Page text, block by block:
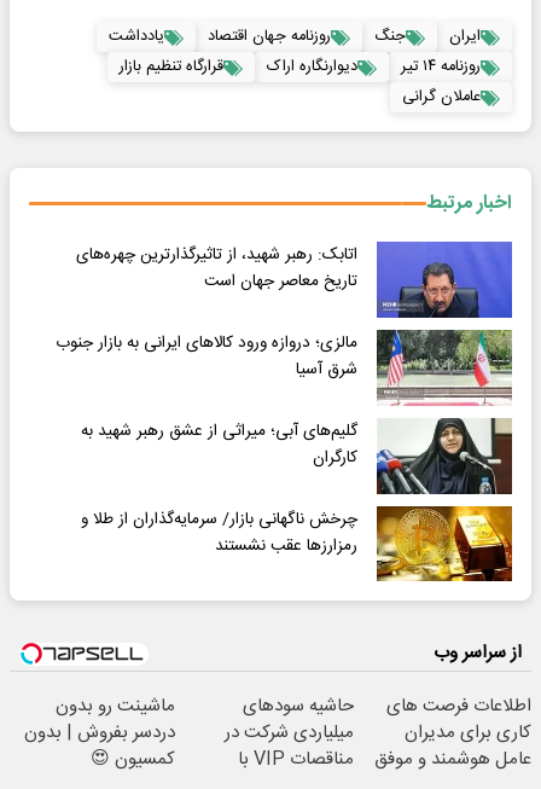
ایران جنگ روزنامه جهان اقتصاد
یادداشت
روزنامه ۱۴ تیر
دیوارنگاره اراک
قرارگاه تنظیم بازار
عاملان گرانی
اخبار مرتبط
اتابک: رهبر شهید، از تاثیرگذارترین چهره‌های
تاریخ معاصر جهان است
مالزی؛ دروازه ورود کالاهای ایرانی به بازار جنوب
شرق آسیا
گلیم‌های آبی؛ میراثی از عشق رهبر شهید به
کارگران
چرخش ناگهانی بازار/ سرمایه‌گذاران از طلا و
رمزارزها عقب نشستند
از سراسر وب
اطلاعات فرصت های
کاری برای مدیران
عامل هوشمند و موفق
حاشیه سودهای
میلیاردی شرکت در
مناقصات VIP با
ماشینت رو بدون
دردسر بفروش | بدون
کمسیون 😍